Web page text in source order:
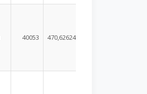
40053 470,62624